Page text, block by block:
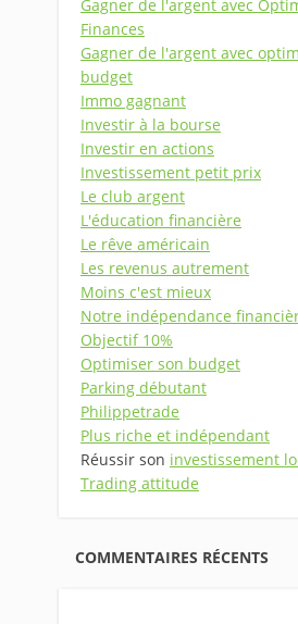
Gagner de l'argent avec
Finances
Gagner de l'argent avec
budget
Immo gagnant
Investir à la bourse
Investir en actions
Investissement petit prix
Le club argent
L'éducation financière
Le rêve américain
Les revenus autrement
Moins c'est mieux
Notre indépendance
Objectif 10%
Optimiser son budget
Parking débutant
Philippetrade
Plus riche et indépendant
Réussir son investissement
Trading attitude
COMMENTAIRES RÉCENTS